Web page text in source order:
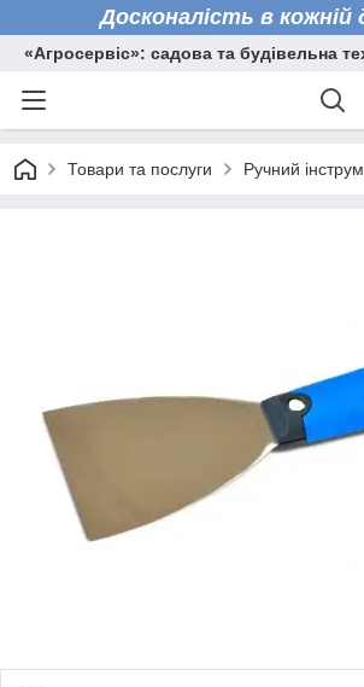
Досконалість в кожній
«Агросервіс»: садова та будівельна
Товари та послуги Ручний